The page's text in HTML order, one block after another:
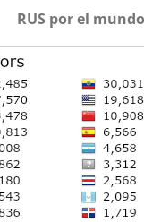
RUS por el mundo